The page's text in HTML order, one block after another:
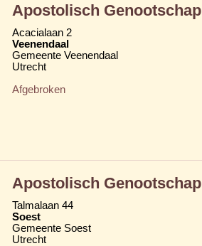
Apostolisch Genootschap
Acacialaan 2
Veenendaal
Gemeente Veenendaal
Utrecht
Afgebroken
Apostolisch Genootschap
Talmalaan 44
Soest
Gemeente Soest
Utrecht